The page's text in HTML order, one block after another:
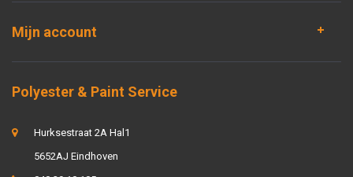
Mijn account
Polyester & Paint Service
Hurksestraat 2A Hal1
5652AJ Eindhoven